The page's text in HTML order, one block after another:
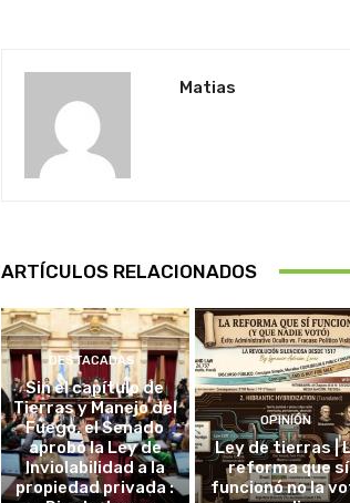
Matias
ARTÍCULOS RELACIONADOS
DESTACADAS
Sin el capítulo de
Tierras y Manejo del
Fuego, el Senado
aprobó la Ley de
Inviolabilidad a la
propiedad privada :
OPINIÓN
Ley de tierras |
reforma que sí
funcionó no la